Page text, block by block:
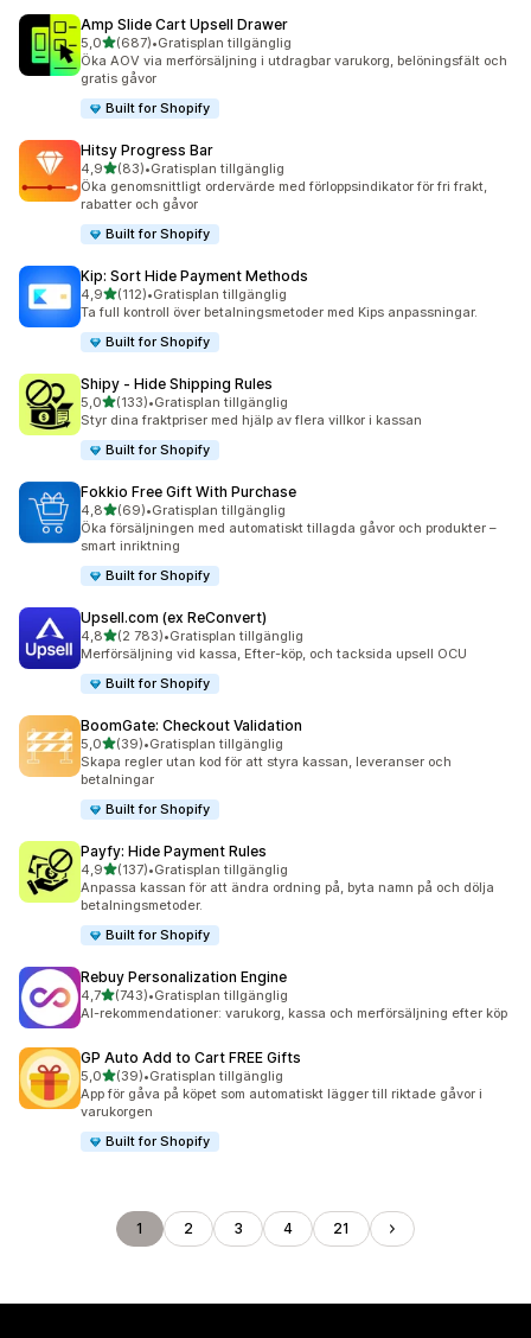
Amp Slide Cart Upsell Drawer
5,0av 5 stjärnor
(687)
687 recensioner totalt
•Gratisplan tillgänglig
Öka AOV via merförsäljning i utdragbar varukorg, belöningsfält och
gratis gåvor
Built for Shopify
Hitsy Progress Bar
4,9av 5 stjärnor
(83)
83 recensioner totalt
•Gratisplan tillgänglig
Öka genomsnittligt ordervärde med förloppsindikator för fri frakt,
rabatter och gåvor
Built for Shopify
Kip: Sort Hide Payment Methods
4,9av 5 stjärnor
(112)
112 recensioner totalt
•Gratisplan tillgänglig
Ta full kontroll över betalningsmetoder med Kips anpassningar.
Built for Shopify
Shipy ‑ Hide Shipping Rules
5,0av 5 stjärnor
(133)
133 recensioner totalt
•Gratisplan tillgänglig
Styr dina fraktpriser med hjälp av flera villkor i kassan
Built for Shopify
Fokkio Free Gift With Purchase
4,8av 5 stjärnor
(69)
69 recensioner totalt
•Gratisplan tillgänglig
Öka försäljningen med automatiskt tillagda gåvor och produkter –
smart inriktning
Built for Shopify
Upsell.com (ex ReConvert)
4,8av 5 stjärnor
(2 783)
2783 recensioner totalt
•Gratisplan tillgänglig
Merförsäljning vid kassa, Efter-köp, och tacksida upsell OCU
Built for Shopify
BoomGate: Checkout Validation
5,0av 5 stjärnor
(39)
39 recensioner totalt
•Gratisplan tillgänglig
Skapa regler utan kod för att styra kassan, leveranser och
betalningar
Built for Shopify
Payfy: Hide Payment Rules
4,9av 5 stjärnor
(137)
137 recensioner totalt
•Gratisplan tillgänglig
Anpassa kassan för att ändra ordning på, byta namn på och dölja
betalningsmetoder.
Built for Shopify
Rebuy Personalization Engine
4,7av 5 stjärnor
(743)
743 recensioner totalt
•Gratisplan tillgänglig
AI-rekommendationer: varukorg, kassa och merförsäljning efter köp
GP Auto Add to Cart FREE Gifts
5,0av 5 stjärnor
(39)
39 recensioner totalt
•Gratisplan tillgänglig
App för gåva på köpet som automatiskt lägger till riktade gåvor i
varukorgen
Built for Shopify
1 2 3 4 21